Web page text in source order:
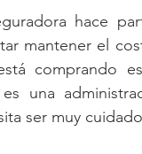
hace
mantener el
comprando
es una
ser muy